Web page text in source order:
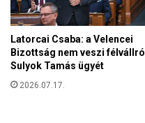
Latorcai Csaba: a Velencei
Bizottság nem veszi félvállról
Sulyok Tamás ügyét
2026.07.17.